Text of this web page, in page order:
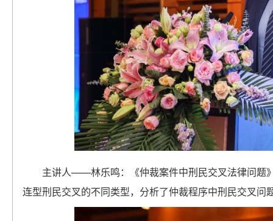
主讲人——林乐鸣：《仲裁案件中刑民交叉法律问题
连型刑民交叉的不同类型，分析了仲裁程序中刑民交叉问